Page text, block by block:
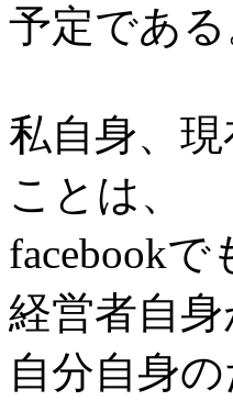
予定である
私自身、
ことは、
facebook
経営者自
自分自身の